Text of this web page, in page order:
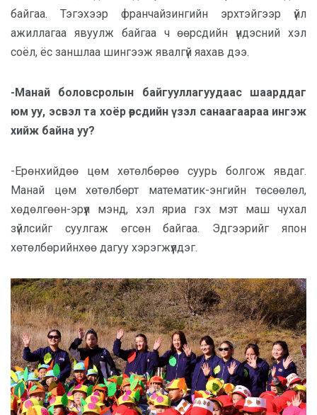
байгаа. Тэгэхээр франчайзингийн эрхтэйгээр үйл
ажиллагаа явуулж байгаа ч өөрсдийн үндэсний хэл
соёл, ёс заншлаа шингээж явалгүй яахав дээ.
-Манай боловсролын байгууллагуудаас шаарддаг
юм уу, эсвэл та хоёр өөрсдийн үзэл санаагаараа ингэж
хийж байна уу?
-Ерөнхийдөө цөм хөтөлбөрөө суурь болгож явдаг.
Манай цөм хөтөлбөрт математик-энгийн төсөөлөл,
хөдөлгөөн-эрүүл мэнд, хэл яриа гэх мэт маш чухал
зүйлсийг суулгаж өгсөн байгаа. Эдгээрийг япон
хөтөлбөрийнхөө дагуу хэрэгжүүлдэг.